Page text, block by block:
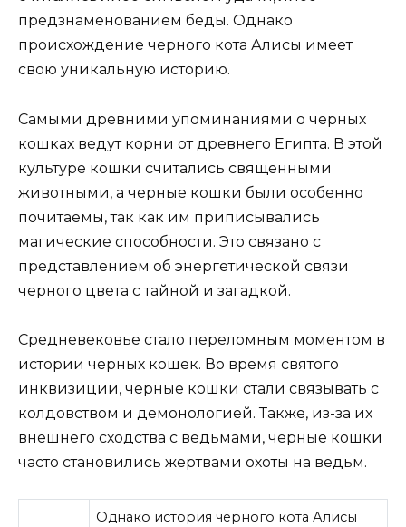
предзнаменованием беды. Однако
происхождение черного кота Алисы имеет
свою уникальную историю.
Самыми древними упоминаниями о черных
кошках ведут корни от древнего Египта. В этой
культуре кошки считались священными
животными, а черные кошки были особенно
почитаемы, так как им приписывались
магические способности. Это связано с
представлением об энергетической связи
черного цвета с тайной и загадкой.
Средневековье стало переломным моментом в
истории черных кошек. Во время святого
инквизиции, черные кошки стали связывать с
колдовством и демонологией. Также, из-за их
внешнего сходства с ведьмами, черные кошки
часто становились жертвами охоты на ведьм.
Однако история черного кота Алисы